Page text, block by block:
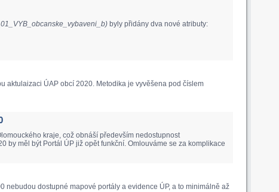
byly přidány dva nové atributy:
aktulaizaci ÚAP obcí 2020. Metodika je vyvěšena pod číslem
kraje, což obnáší především nedostupnost
by měl být Portál ÚP již opět funkční. Omlouváme se za komplikace
dostupné mapové portály a evidence ÚP, a to minimálně až